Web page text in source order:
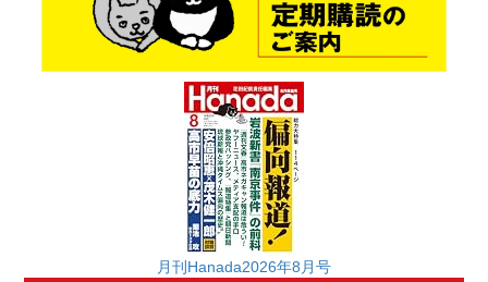
月刊Hanada2026年8月号